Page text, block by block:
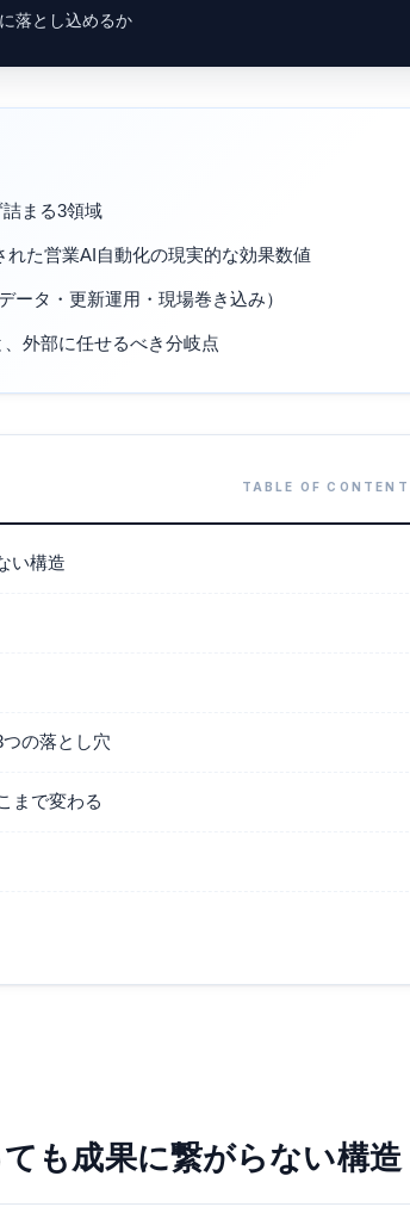
落とし込めるか
まる3領域
れた営業AI自動化の現実的な効果数値
ータ・更新運用・現場巻き込み）
外部に任せるべき分岐点
い構造
の落とし穴
まで変わる
も成果に繋がらない構造